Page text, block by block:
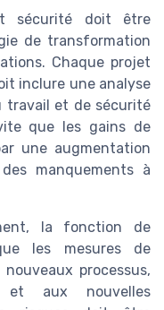
sécurité doit être
de transformation
Chaque projet
inclure une analyse
travail et de sécurité
que les gains de
une augmentation
manquements à
la fonction de
les mesures de
processus,
et aux nouvelles